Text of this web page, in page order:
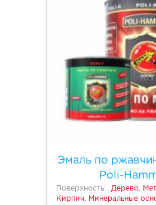
Эмаль по
Poli-
Поверхность:
Дерево,
Кирпич, Минеральные